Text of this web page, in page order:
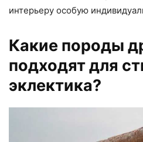
интерьеру особую
Какие породы
подходят для
эклектика?